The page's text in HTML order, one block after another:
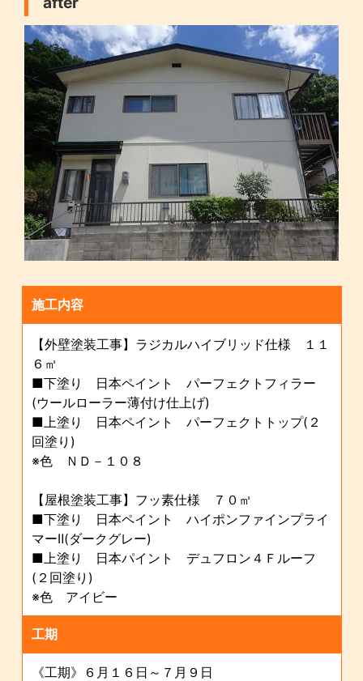
施工内容
【外壁塗装工事】ラジカルハイブリッド仕様 １１
６㎡
■下塗り 日本ペイント パーフェクトフィラー
(ウールローラー薄付け仕上げ)
■上塗り 日本ペイント パーフェクトトップ(２
回塗り)
※色 ＮＤ－１０８
【屋根塗装工事】フッ素仕様 ７０㎡
■下塗り 日本ペイント ハイポンファインプライ
マーⅡ(ダークグレー)
■上塗り 日本パイント デュフロン４Ｆルーフ
(２回塗り)
※色 アイビー
工期
《工期》６月１６日～７月９日